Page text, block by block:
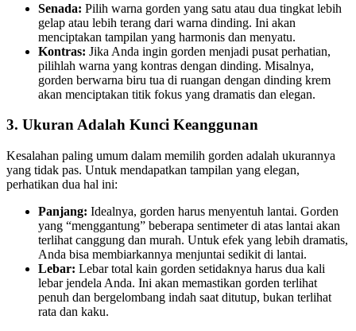
Senada: Pilih warna gorden yang satu atau dua tingkat lebih
gelap atau lebih terang dari warna dinding. Ini akan
menciptakan tampilan yang harmonis dan menyatu.
Kontras: Jika Anda ingin gorden menjadi pusat perhatian,
pilihlah warna yang kontras dengan dinding. Misalnya,
gorden berwarna biru tua di ruangan dengan dinding krem
akan menciptakan titik fokus yang dramatis dan elegan.
3. Ukuran Adalah Kunci Keanggunan
Kesalahan paling umum dalam memilih gorden adalah ukurannya
yang tidak pas. Untuk mendapatkan tampilan yang elegan,
perhatikan dua hal ini:
Panjang: Idealnya, gorden harus menyentuh lantai. Gorden
yang “menggantung” beberapa sentimeter di atas lantai akan
terlihat canggung dan murah. Untuk efek yang lebih dramatis,
Anda bisa membiarkannya menjuntai sedikit di lantai.
Lebar: Lebar total kain gorden setidaknya harus dua kali
lebar jendela Anda. Ini akan memastikan gorden terlihat
penuh dan bergelombang indah saat ditutup, bukan terlihat
rata dan kaku.